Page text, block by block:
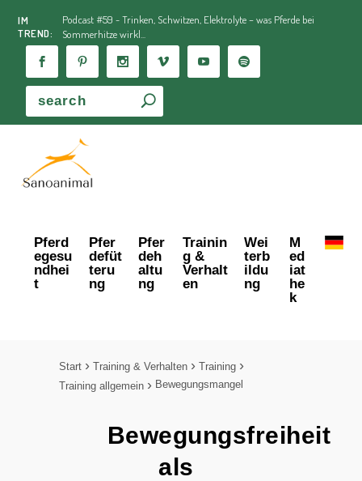
IM
TREND:
Podcast #59 - Trinken, Schwitzen, Elektrolyte – was Pferde bei
Sommerhitze wirkl...
Pferd
egesu
ndhei
t
Pfer
defüt
teru
ng
Pfer
deh
altu
ng
Trainin
g &
Verhalt
en
Wei
terb
ildu
ng
M
ed
iat
he
k
Start Training & Verhalten
Training
Training allgemein
Bewegungsmangel
Bewegungsfreiheit
als